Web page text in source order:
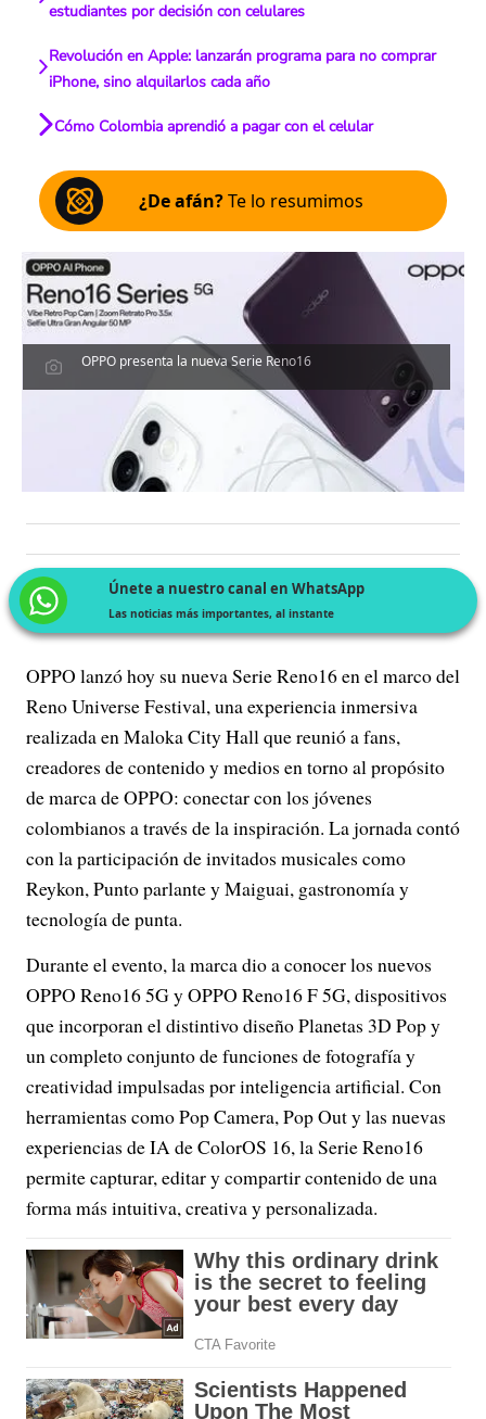
estudiantes por decisión con celulares
Revolución en Apple: lanzarán programa para no comprar
iPhone, sino alquilarlos cada año
Cómo Colombia aprendió a pagar con el celular
¿De afán?Te lo resumimos
OPPO presenta la nueva Serie Reno16
Únete a nuestro canal en WhatsApp
Las noticias más importantes, al instante
OPPO lanzó hoy su nueva Serie Reno16 en el marco del
Reno Universe Festival, una experiencia inmersiva
realizada en Maloka City Hall que reunió a fans,
creadores de contenido y medios en torno al propósito
de marca de OPPO: conectar con los jóvenes
colombianos a través de la inspiración. La jornada contó
con la participación de invitados musicales como
Reykon, Punto parlante y Maiguai, gastronomía y
tecnología de punta.
Durante el evento, la marca dio a conocer los nuevos
OPPO Reno16 5G y OPPO Reno16 F 5G, dispositivos
que incorporan el distintivo diseño Planetas 3D Pop y
un completo conjunto de funciones de fotografía y
creatividad impulsadas por inteligencia artificial. Con
herramientas como Pop Camera, Pop Out y las nuevas
experiencias de IA de ColorOS 16, la Serie Reno16
permite capturar, editar y compartir contenido de una
forma más intuitiva, creativa y personalizada.